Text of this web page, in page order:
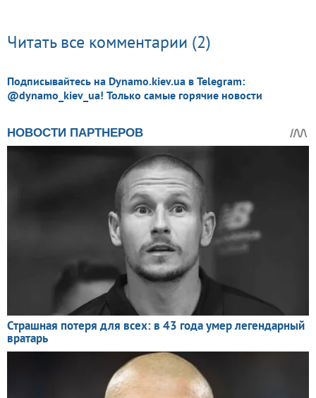
Читать все комментарии (2)
Подписывайтесь на Dynamo.kiev.ua в Telegram:
@dynamo_kiev_ua! Только самые горячие новости